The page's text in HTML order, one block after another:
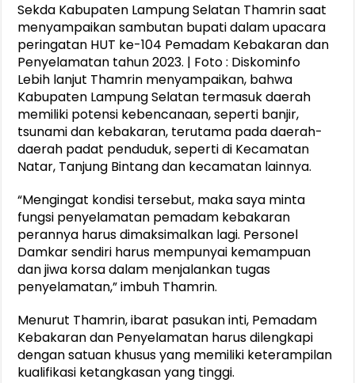
Sekda Kabupaten Lampung Selatan Thamrin saat
menyampaikan sambutan bupati dalam upacara
peringatan HUT ke-104 Pemadam Kebakaran dan
Penyelamatan tahun 2023. | Foto : Diskominfo
Lebih lanjut Thamrin menyampaikan, bahwa
Kabupaten Lampung Selatan termasuk daerah
memiliki potensi kebencanaan, seperti banjir,
tsunami dan kebakaran, terutama pada daerah-
daerah padat penduduk, seperti di Kecamatan
Natar, Tanjung Bintang dan kecamatan lainnya.
“Mengingat kondisi tersebut, maka saya minta
fungsi penyelamatan pemadam kebakaran
perannya harus dimaksimalkan lagi. Personel
Damkar sendiri harus mempunyai kemampuan
dan jiwa korsa dalam menjalankan tugas
penyelamatan,” imbuh Thamrin.
Menurut Thamrin, ibarat pasukan inti, Pemadam
Kebakaran dan Penyelamatan harus dilengkapi
dengan satuan khusus yang memiliki keterampilan
kualifikasi ketangkasan yang tinggi.